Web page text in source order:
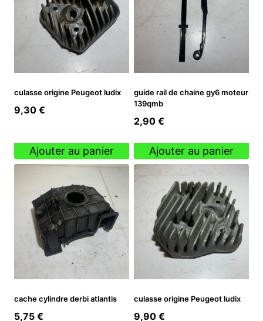
culasse origine Peugeot ludix
9,30 €
Ajouter au panier
guide rail de chaine gy6 moteur
139qmb
2,90 €
Ajouter au panier
cache cylindre derbi atlantis
5,75 €
culasse origine Peugeot ludix
9,90 €